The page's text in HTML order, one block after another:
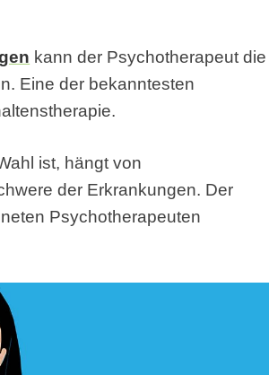
kann der Psychotherapeut die
Eine der bekanntesten
ist, hängt von
der Erkrankungen. Der
Psychotherapeuten